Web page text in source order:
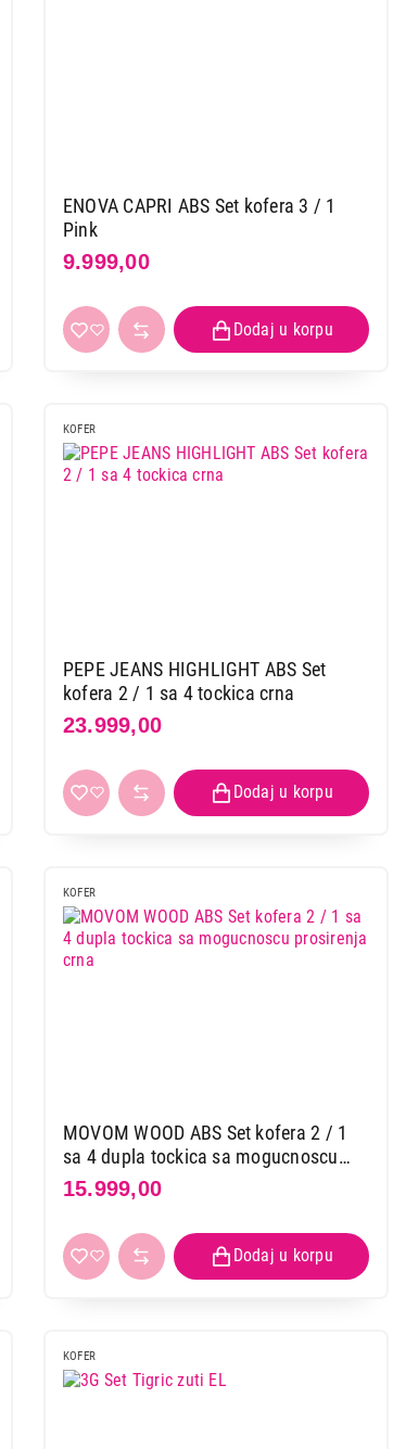
ENOVA CAPRI ABS Set kofera 3 / 1
Pink
9.999,00
KOFER
PEPE JEANS HIGHLIGHT ABS Set
kofera 2 / 1 sa 4 tockica crna
23.999,00
KOFER
MOVOM WOOD ABS Set kofera 2 / 1
sa 4 dupla tockica sa mogucnoscu
prosirenja crna
15.999,00
KOFER